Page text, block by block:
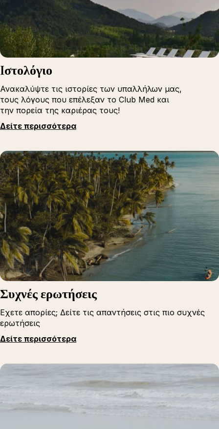
Iστολόγιο
Ανακαλύψτε τις ιστορίες των υπαλλήλων μας,
τους λόγους που επέλεξαν το Club Med και
την πορεία της καριέρας τους!
Δείτε περισσότερα
Συχνές ερωτήσεις
Εχετε απορίες; Δείτε τις απαντήσεις στις πιο συχνές
ερωτήσεις
Δείτε περισσότερα